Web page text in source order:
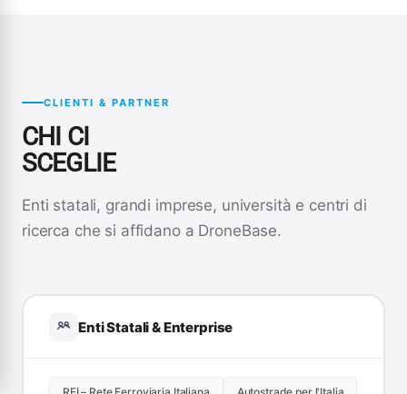
CLIENTI & PARTNER
CHI CI
SCEGLIE
Enti statali, grandi imprese, università e centri di
ricerca che si affidano a DroneBase.
Enti Statali & Enterprise